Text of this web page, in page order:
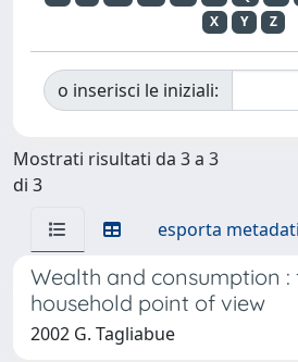
X
Y Z
o inserisci le iniziali:
Mostrati risultati da 3 a 3
di 3
esporta metadati
Wealth and consumption :
household point of view
2002 G. Tagliabue